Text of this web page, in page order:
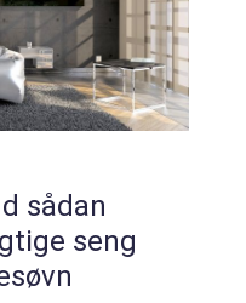
seng